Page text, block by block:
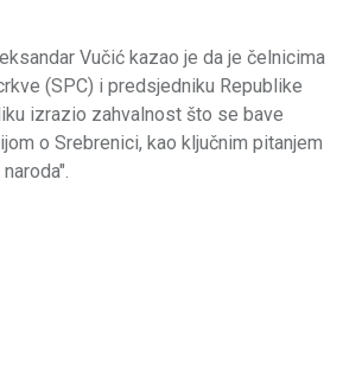
Vučić kazao je da je čelnicima
(SPC) i predsjedniku Republike
izrazio zahvalnost što se bave
o Srebrenici, kao ključnim pitanjem